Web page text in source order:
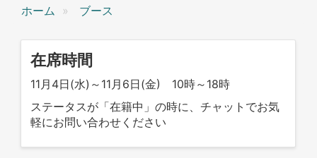
ホーム ブース
在席時間
11月4日(水)～11月6日(金) 10時～18時
ステータスが「在籍中」の時に、チャットでお気
軽にお問い合わせください